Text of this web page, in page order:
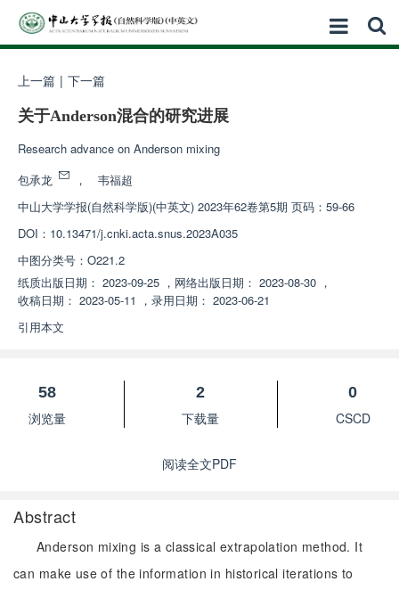
上一篇 | 下一篇
关于Anderson混合的研究进展
Research advance on Anderson mixing
包承龙
，
韦福超
中山大学学报(自然科学版)(中英文) 2023年62卷第5期 页码：59-66
DOI： 10.13471/j.cnki.acta.snus.2023A035
中图分类号： O221.2
纸质出版日期： 2023-09-25 ， 网络出版日期： 2023-08-30 ，
收稿日期： 2023-05-11 ， 录用日期： 2023-06-21
引用本文
58
浏览量
2
下载量
0
CSCD
阅读全文PDF
Abstract
Anderson mixing is a classical extrapolation method. It
can make use of the information in historical iterations to